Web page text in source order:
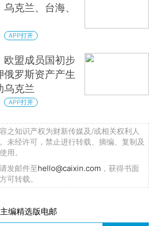
克兰、台海、
APP打开
欧盟成员国初步
俄罗斯资产产生
乌克兰
APP打开
之知识产权为财新传媒及/或相关权利人
未经许可，禁止进行转载、摘编、复制及
用。
发邮件至hello@caixin.com ，获得书面
可转载。
编精选版电邮